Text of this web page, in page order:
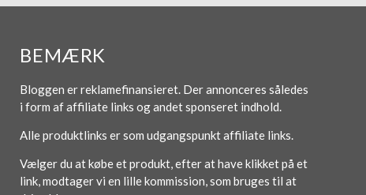
BEMÆRK
Bloggen er reklamefinansieret. Der annonceres således
i form af affiliate links og andet sponseret indhold.
Alle produktlinks er som udgangspunkt affiliate links.
Vælger du at købe et produkt, efter at have klikket på et
link, modtager vi en lille kommission, som bruges til at